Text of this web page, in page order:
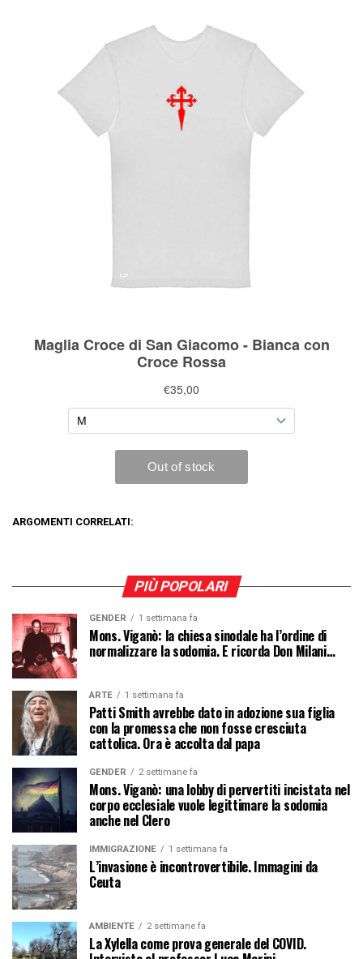
ARGOMENTI CORRELATI:
PIÙ POPOLARI
GENDER 1 settimana fa
Mons. Viganò: la chiesa sinodale ha l’ordine di
normalizzare la sodomia. E ricorda Don Milani…
ARTE 1 settimana fa
Patti Smith avrebbe dato in adozione sua figlia
con la promessa che non fosse cresciuta
cattolica. Ora è accolta dal papa
GENDER 2 settimane fa
Mons. Viganò: una lobby di pervertiti incistata nel
corpo ecclesiale vuole legittimare la sodomia
anche nel Clero
IMMIGRAZIONE 1 settimana fa
L’invasione è incontrovertibile. Immagini da
Ceuta
AMBIENTE 2 settimane fa
La Xylella come prova generale del COVID.